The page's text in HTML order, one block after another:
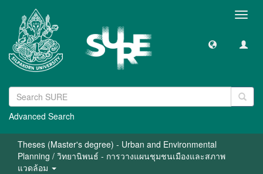
Advanced Search
Theses (Master's degree) - Urban and Environmental
Planning / วิทยานิพนธ์ - การวางแผนชุมชนเมืองและสภาพ
แวดล้อม